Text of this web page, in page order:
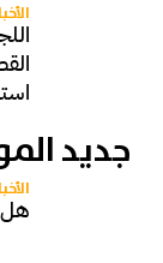
جديد
هل